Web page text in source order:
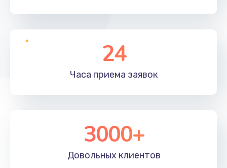
24
Часа приема заявок
3000+
Довольных клиентов